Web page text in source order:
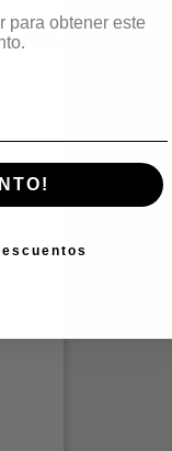
para obtener este